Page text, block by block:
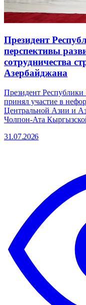
Президент
перспективы
сотрудничества
Азербайджана
Президент
принял участие в
Центральной Азии и
Чолпон-Ата
31.07.2026